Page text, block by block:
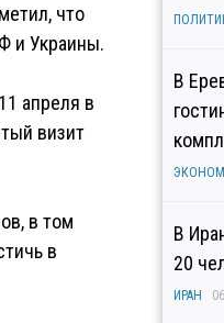
что
и Украины.
апреля в
визит
в том
в
В
В
20
ИРАН